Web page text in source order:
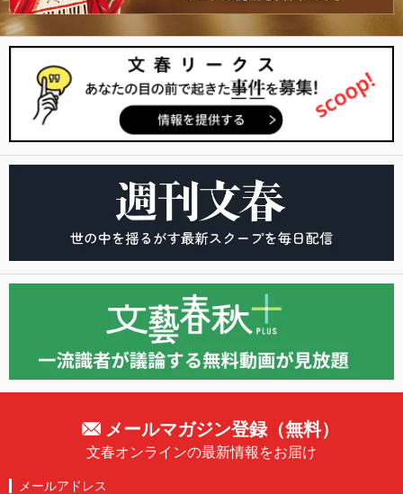
メールマガジン登録（無料）
文春オンラインの最新情報をお届け
メールアドレス